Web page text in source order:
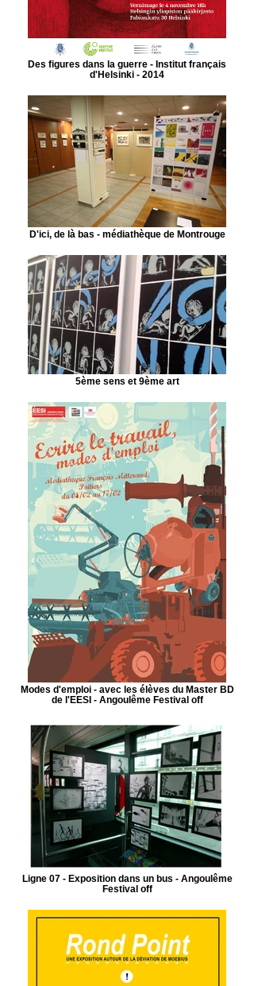
Des figures dans la guerre - Institut français
d'Helsinki - 2014
D'ici, de là bas - médiathèque de Montrouge
5ème sens et 9ème art
Modes d'emploi - avec les élèves du Master BD
de l'EESI - Angoulême Festival off
Ligne 07 - Exposition dans un bus - Angoulême
Festival off